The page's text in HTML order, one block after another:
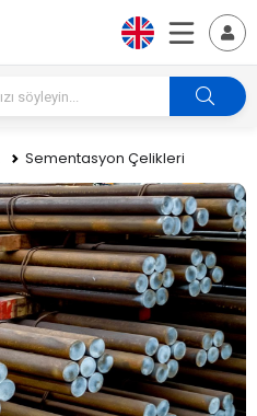
Sementasyon Çelikleri